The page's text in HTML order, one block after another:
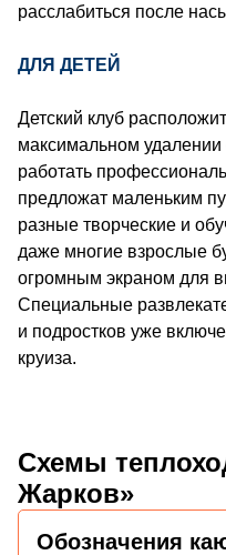
расслабиться после
ДЛЯ ДЕТЕЙ
Детский клуб
максимальном
работать
предложат маленьким
разные творческие и
даже многие взрослые
огромным экраном для
Специальные
и подростков уже
круиза.
Схемы
Жарков»
Обозначения